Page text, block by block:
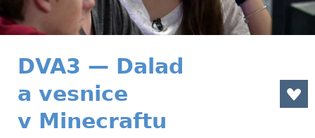
DVA3 — Dalad
a vesnice
v Minecraftu